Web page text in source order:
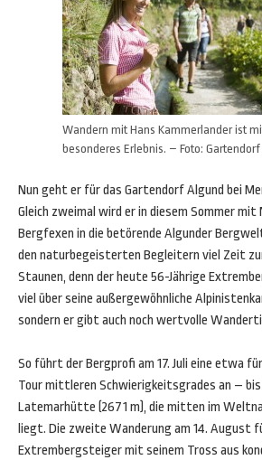
Wandern mit Hans Kammerlander ist
besonderes Erlebnis. – Foto: Gartendorf
Nun geht er für das Gartendorf Algund bei
Gleich zweimal wird er in diesem Sommer mit
Bergfexen in die betörende Algunder
den naturbegeisterten Begleitern viel Zeit
Staunen, denn der heute 56-Jährige
viel über seine außergewöhnliche
sondern er gibt auch noch wertvolle
So führt der Bergprofi am 17. Juli eine etwa
Tour mittleren Schwierigkeitsgrades an –
Latemarhütte (2671 m), die mitten im
liegt. Die zweite Wanderung am 14. August
Extrembergsteiger mit seinem Tross aus